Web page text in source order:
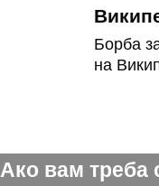
Борба
на
Ако вам треба